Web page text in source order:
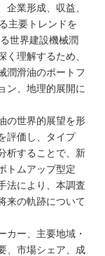
業形成、収益、
主要トレンドを
世界建設機械潤
理解するため、
潤滑油のポートフ
ン、地理的展開に
の世界的展望を形
評価し、タイプ
析することで、新
トムアップ型定
法により、本調査
来の軌跡について
カー、主要地域・
、市場シェア、成